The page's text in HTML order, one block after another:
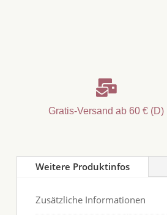

Gratis-Versand ab 60 € (D)
Weitere Produktinfos
Zusätzliche Informationen